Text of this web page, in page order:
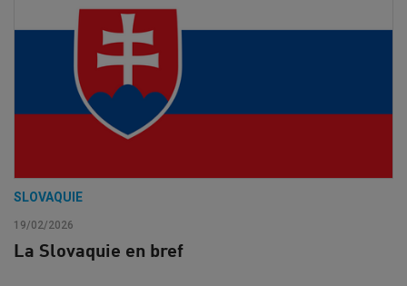
SLOVAQUIE
19/02/2026
La Slovaquie en bref